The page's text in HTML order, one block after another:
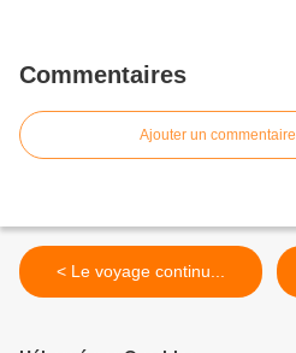
Commentaires
Ajouter un commentaire
< Le voyage continu...